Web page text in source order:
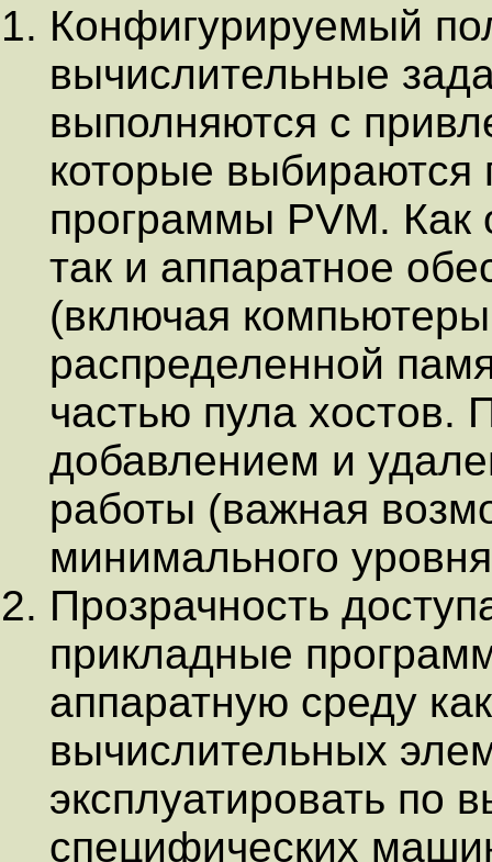
Конфигурируемый
вычислительные
выполняются с
которые выбираются
программы PVM.
так и аппаратное
(включая
распределенной
частью пула хостов.
добавлением и
работы (важная
минимального
Прозрачность
прикладные
аппаратную среду
вычислительных
эксплуатировать по
специфических